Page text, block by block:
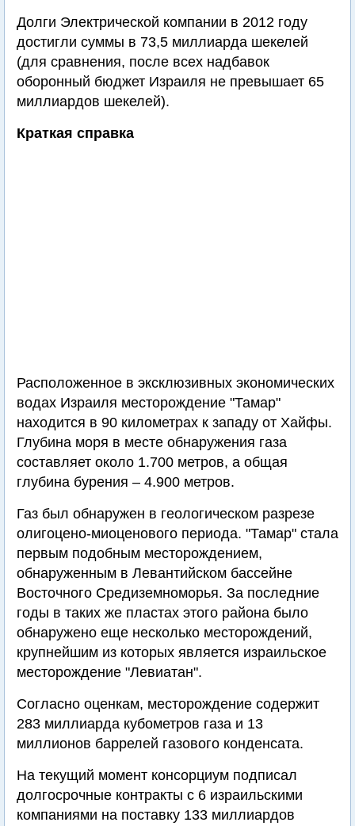
Долги Электрической компании в 2012 году
достигли суммы в 73,5 миллиарда шекелей
(для сравнения, после всех надбавок
оборонный бюджет Израиля не превышает 65
миллиардов шекелей).
Краткая справка
Расположенное в эксклюзивных экономических
водах Израиля месторождение "Тамар"
находится в 90 километрах к западу от Хайфы.
Глубина моря в месте обнаружения газа
составляет около 1.700 метров, а общая
глубина бурения – 4.900 метров.
Газ был обнаружен в геологическом разрезе
олигоцено-миоценового периода. "Тамар" стала
первым подобным месторождением,
обнаруженным в Левантийском бассейне
Восточного Средиземноморья. За последние
годы в таких же пластах этого района было
обнаружено еще несколько месторождений,
крупнейшим из которых является израильское
месторождение "Левиатан".
Согласно оценкам, месторождение содержит
283 миллиарда кубометров газа и 13
миллионов баррелей газового конденсата.
На текущий момент консорциум подписал
долгосрочные контракты с 6 израильскими
компаниями на поставку 133 миллиардов